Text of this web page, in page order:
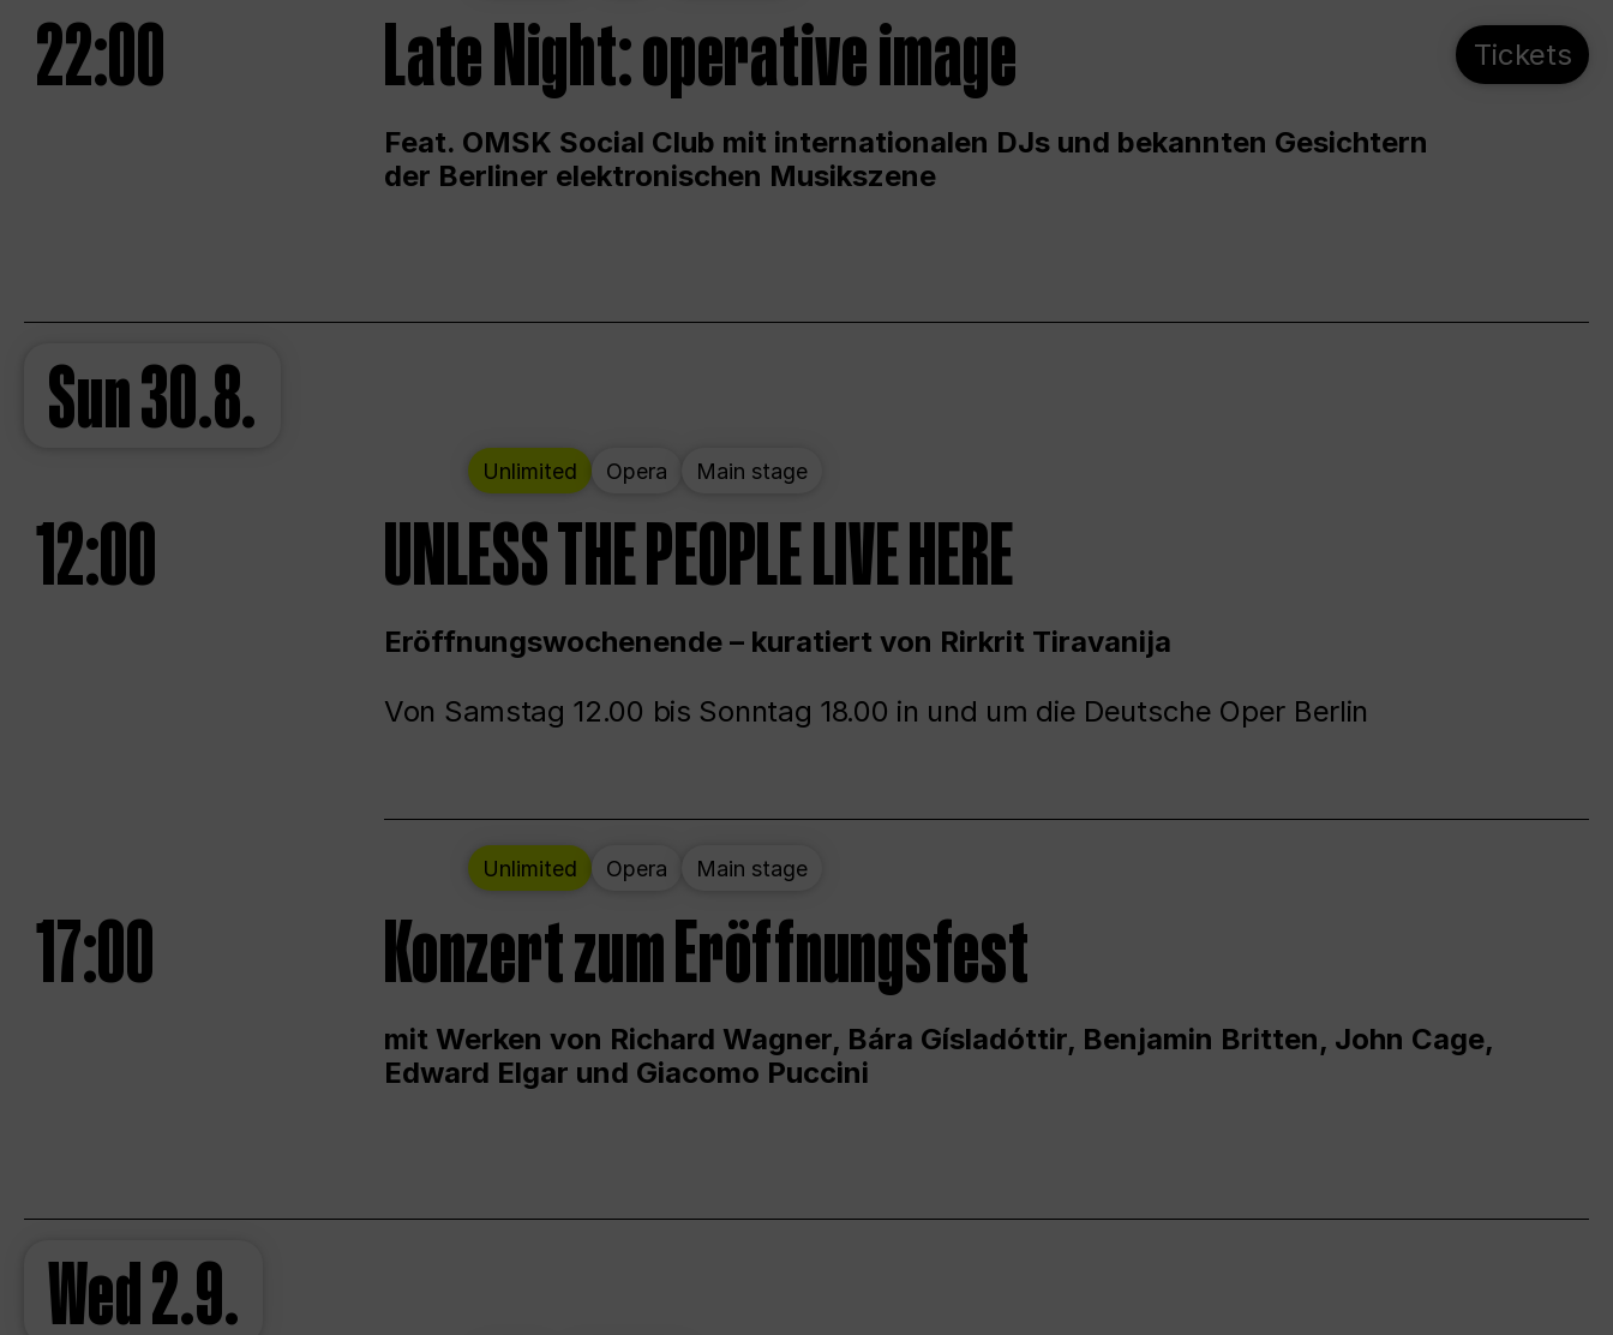
22:00 Late Night: operative image
Feat. OMSK Social Club mit internationalen DJs und bekannten Gesichtern
der Berliner elektronischen Musikszene
Tickets
Sun30.8.
Unlimited Opera Main stage
12:00 UNLESS THE PEOPLE LIVE HERE
Eröffnungswochenende – kuratiert von Rirkrit Tiravanija
Von Samstag 12.00 bis Sonntag 18.00 in und um die Deutsche Oper Berlin
Unlimited Opera Main stage
17:00 Konzert zum Eröffnungsfest
mit Werken von Richard Wagner, Bára Gísladóttir, Benjamin Britten, John Cage,
Edward Elgar und Giacomo Puccini
Wed2.9.